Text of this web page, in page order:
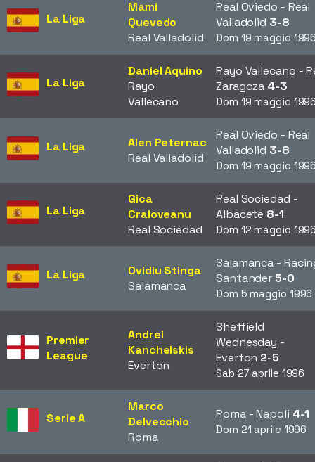
La Liga
Mami
Quevedo
Real Valladolid
Real Oviedo - Real
Valladolid 3-8
Dom 19 maggio
La Liga
Daniel Aquino
Rayo
Vallecano
Rayo Vallecano -
Zaragoza 4-3
Dom 19 maggio
La Liga
Alen Peternac
Real Valladolid
Real Oviedo - Real
Valladolid 3-8
Dom 19 maggio
La Liga
Gica
Craioveanu
Real Sociedad
Real Sociedad -
Albacete 8-1
Dom 12 maggio
La Liga
Ovidiu Stinga
Salamanca
Salamanca -
Santander 5-0
Dom 5 maggio 1996
Premier
League
Andrei
Kanchelskis
Everton
Sheffield
Wednesday -
Everton 2-5
Sab 27 aprile 1996
Serie A
Marco
Delvecchio
Roma
Roma - Napoli 4-1
Dom 21 aprile 1996